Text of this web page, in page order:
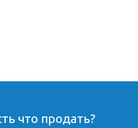
что продать?